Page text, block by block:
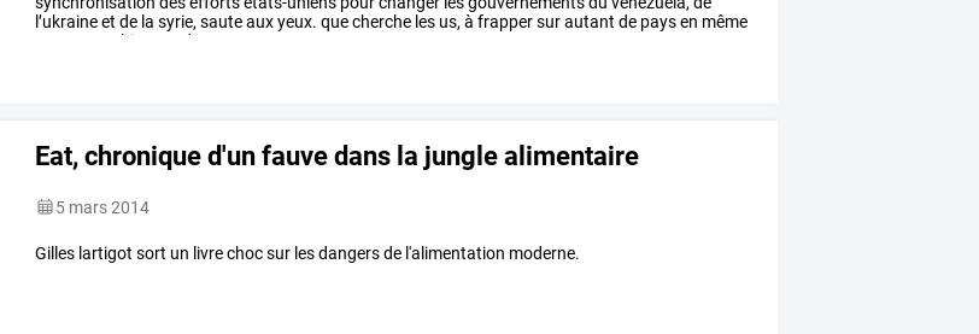
l’ukraineet de la syrie, sauteauxyeux. quecherche les us, à frappersurautant de paysen même
washington devenant
Eat, chronique d'un fauve dans la jungle alimentaire
5 mars 2014
Gilles lartigot sort un livre choc sur les dangers de l'alimentation moderne.